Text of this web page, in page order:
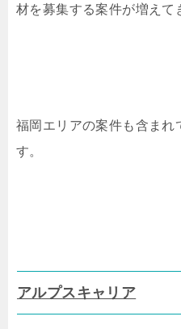
材を募集する案件が増えて
福岡エリアの案件も含まれ
す。
アルプスキャリア